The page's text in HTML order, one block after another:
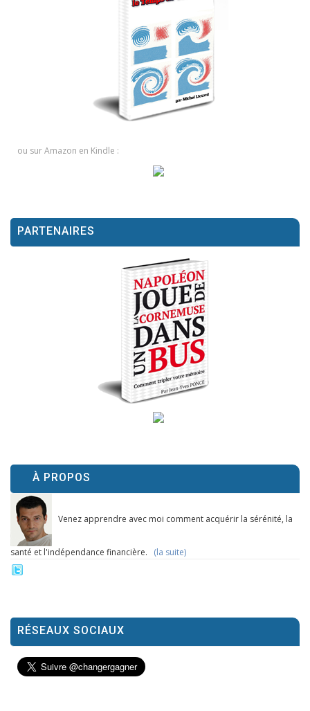
ou sur Amazon en Kindle :
PARTENAIRES
À PROPOS
Venez apprendre avec moi comment acquérir la sérénité, la
santé et l'indépendance financière. (la suite)
RÉSEAUX SOCIAUX